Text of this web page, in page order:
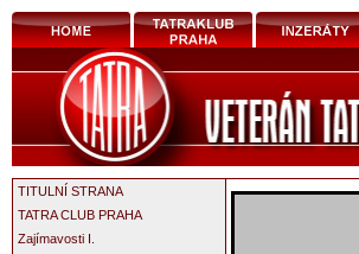
TITULNÍ STRANA
TATRA CLUB PRAHA
Zajímavosti I.